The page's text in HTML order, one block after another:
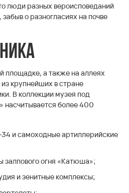
люди разных вероисповеданий
о разногласиях на почве
площадке, а также на аллеях
крупнейших в стране
В коллекции музея под
насчитывается более 400
и самоходные артиллерийские
залпового огня «Катюша»;
и зенитные комплексы;